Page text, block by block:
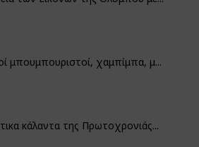
μπουμπουριστοί, χαμπίμπα, μ...
κάλαντα της Πρωτοχρονιάς...